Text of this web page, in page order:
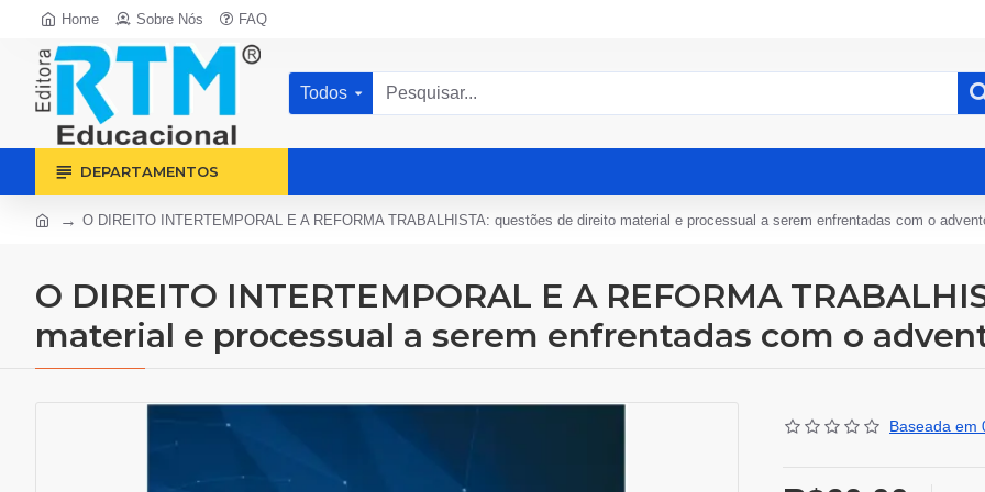
Home Sobre Nós FAQ
Todos
DEPARTAMENTOS
O DIREITO INTERTEMPORAL E A REFORMA TRABALHISTA: questões de direito material e processual a serem enfrentadas com o
O DIREITO INTERTEMPORAL E A REFORMA
material e processual a serem enfrentadas com o
Baseada em